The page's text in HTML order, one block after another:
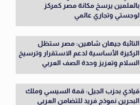
بالعلمين يرسخ مكانة مصر كمركز
لوجستي وتجاري عالمي
النائبة جيهان شاهين: مصر ستظل
الركيزة الأساسية لدعم الاستقرار وترسيخ
السلام وتعزيز وحدة الصف العربي
قيادي بحزب الجيل: قمة السيسي وملك
البحرين نموذج فريد للتضامن العربي